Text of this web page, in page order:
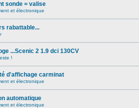
sonde = valise
et électronique
rabattable...
...Scenic 2 1.9 dci 130CV
!
d'affichage carminat
et électronique
automatique
et électronique